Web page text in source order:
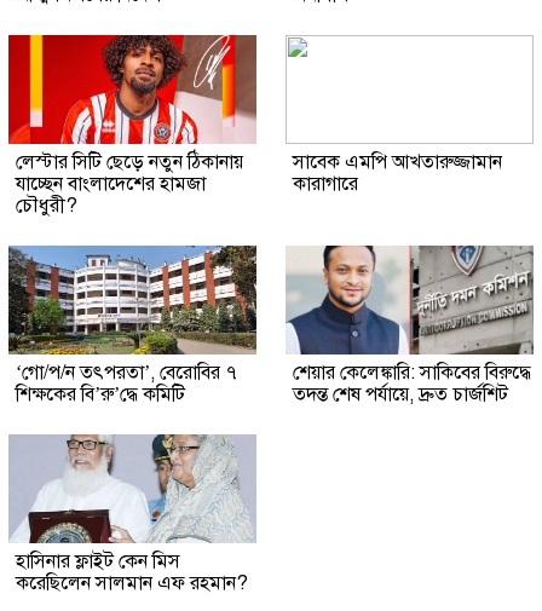
লেস্টার সিটি ছেড়ে নতুন ঠিকানায়
যাচ্ছেন বাংলাদেশের হামজা
চৌধুরী?
সাবেক এমপি আখতারুজ্জামান
কারাগারে
‘গো/প/ন তৎপরতা’, বেরোবির ৭
শিক্ষকের বি’রু’দ্ধে কমিটি
শেয়ার কেলেঙ্কারি: সাকিবের বিরুদ্ধে
তদন্ত শেষ পর্যায়ে, দ্রুত চার্জশিট
হাসিনার ফ্লাইট কেন মিস
করেছিলেন সালমান এফ রহমান?